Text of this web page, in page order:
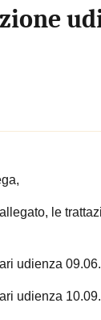
le
udienza
udienza